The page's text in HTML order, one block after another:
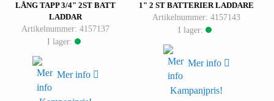
LÅNG TAPP 3/4" 2ST BATT
LADDAR
Artikelnummer: 4157137
I lager:
Mer info
1" 2 ST BATTERIER LADDARE
Artikelnummer: 4157143
I lager:
Mer info
Kampanjpris!